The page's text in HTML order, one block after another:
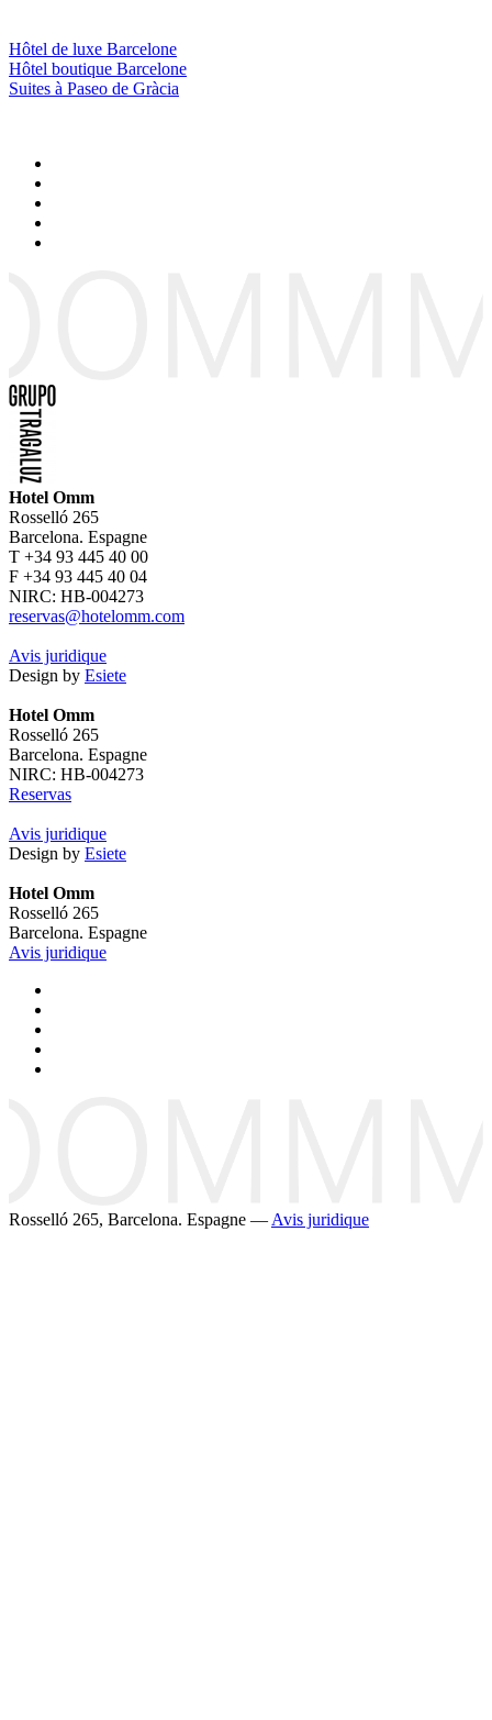
Hôtel de luxe Barcelone
Hôtel boutique Barcelone
Suites à Paseo de Gràcia
Hotel Omm
Rosselló 265
Barcelona. Espagne
T +34 93 445 40 00
F +34 93 445 40 04
NIRC: HB-004273
reservas@hotelomm.com
Avis juridique
Design by Esiete
Hotel Omm
Rosselló 265
Barcelona. Espagne
NIRC: HB-004273
Reservas
Avis juridique
Design by Esiete
Hotel Omm
Rosselló 265
Barcelona. Espagne
Avis juridique
Rosselló 265, Barcelona. Espagne — Avis juridique